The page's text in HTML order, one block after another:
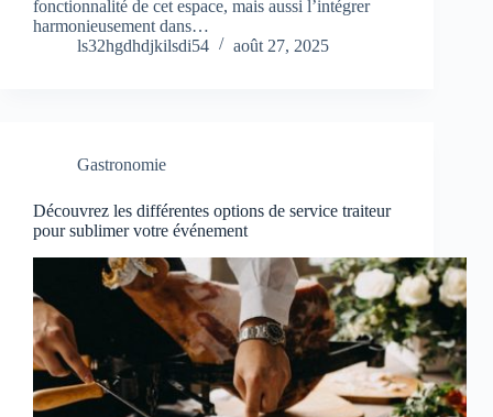
fonctionnalité de cet espace, mais aussi l’intégrer
harmonieusement dans…
ls32hgdhdjkilsdi54
août 27, 2025
Gastronomie
Découvrez les différentes options de service traiteur
pour sublimer votre événement